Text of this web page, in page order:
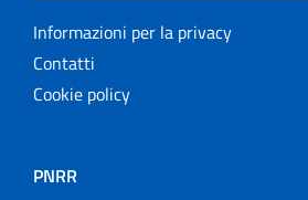
Informazioni per la privacy
Contatti
Cookie policy
PNRR